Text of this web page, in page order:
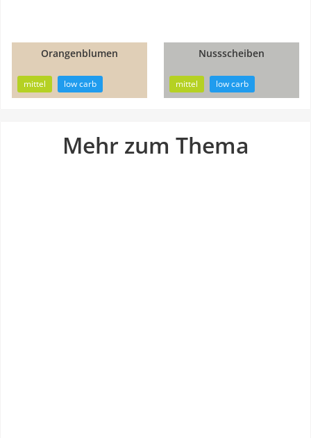
Orangenblumen
mittel low carb
Nussscheiben
mittel low carb
Mehr zum Thema